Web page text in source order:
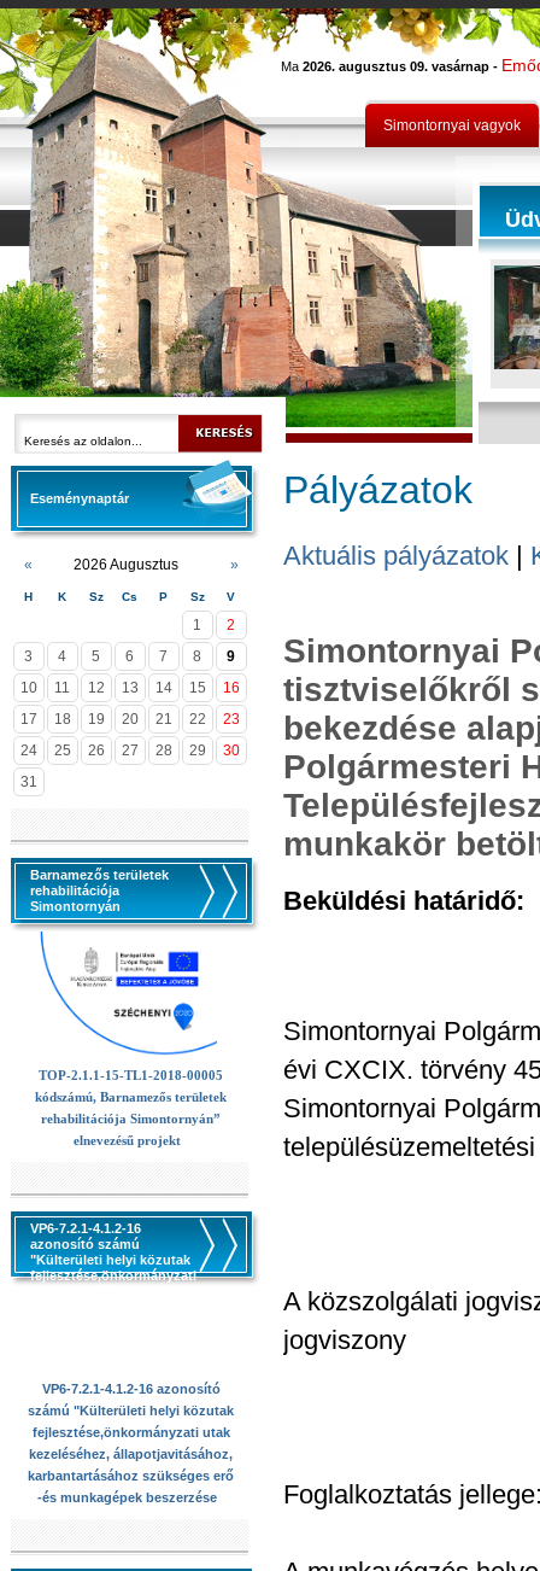
Ma 2026. augusztus 09. vasárnap -
Simontornyai vagyok
Eseménynaptár
« 2026 Augusztus »
H K Sz Cs P Sz V
1
2
3
4 5 6 7 8
9
10
11 12 13 14 15
16
17
18 19 20 21 22
23
24
25 26 27 28 29
30
31
Barnamezős területek
rehabilitációja
Simontornyán
TOP-2.1.1-15-TL1-2018-00005
kódszámú, Barnamezős területek
rehabilitációja Simontornyán”
elnevezésű projekt
VP6-7.2.1-4.1.2-16
azonosító számú
"Külterületi helyi közutak
fejlesztése,önkormányzati
VP6-7.2.1-4.1.2-16 azonosító
számú "Külterületi helyi közutak
fejlesztése,önkormányzati utak
kezeléséhez, állapotjavitásához,
karbantartásához szükséges erő
-és munkagépek beszerzése
Pályázatok
Aktuális pályázatok |
Simontornyai
tisztviselőkről
bekezdése
Polgármesteri
munkakör
Beküldési határidő:
Simontornyai
évi CXCIX. törvény
Simontornyai
A közszolgálati
jogviszony
Foglalkoztatás